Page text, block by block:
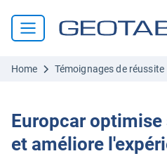
Home Témoignages de réussite
Europcar
et améliore